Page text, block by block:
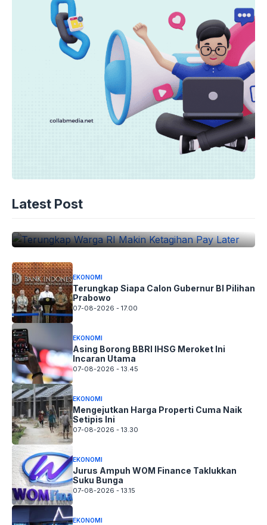
Latest Post
EKONOMI
Pay Later
EKONOMI
Terungkap Siapa Calon Gubernur BI Pilihan
Prabowo
07-08-2026 - 17.00
EKONOMI
Asing Borong BBRI IHSG Meroket Ini
Incaran Utama
07-08-2026 - 13.45
EKONOMI
Mengejutkan Harga Properti Cuma Naik
Setipis Ini
07-08-2026 - 13.30
EKONOMI
Jurus Ampuh WOM Finance Taklukkan
Suku Bunga
07-08-2026 - 13.15
EKONOMI